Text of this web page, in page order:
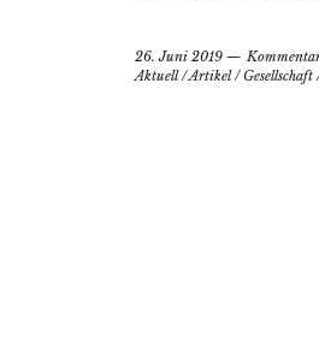
26. Juni 2019
Aktuell/Artikel/Gesellschaft